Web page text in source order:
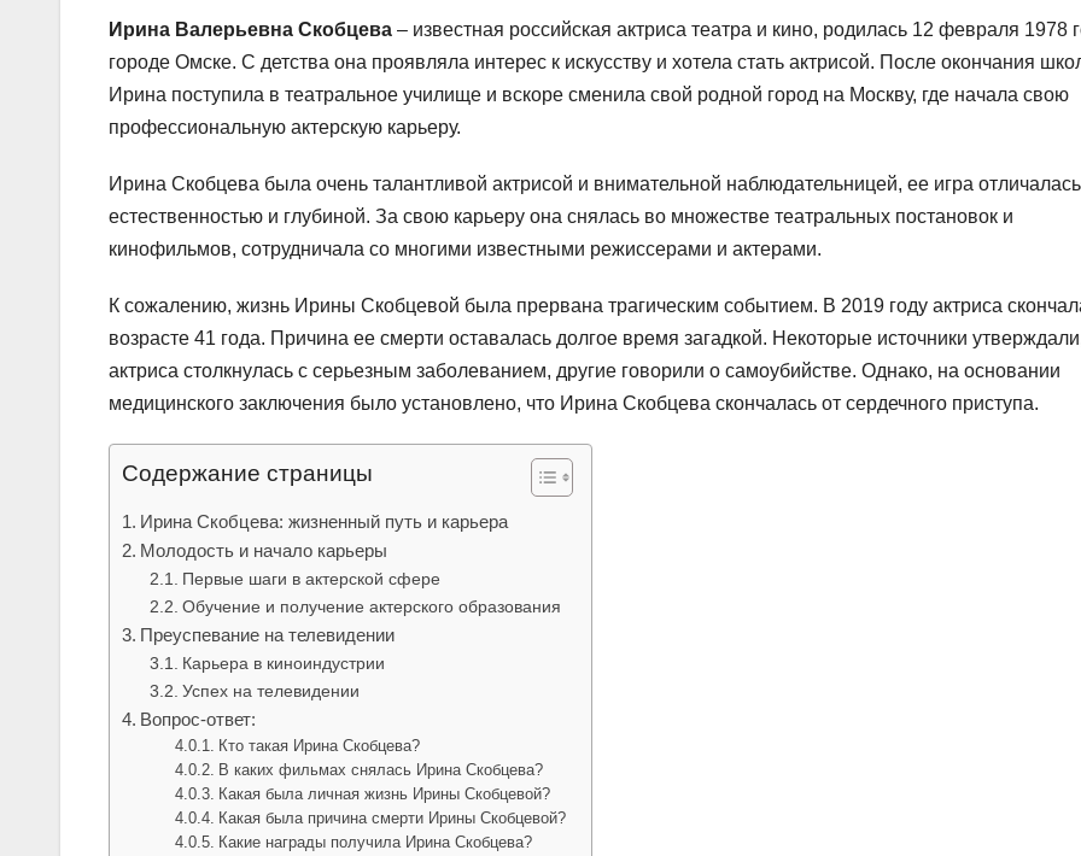
Ирина Валерьевна Скобцева – известная российская актриса театра и кино, родилась 12 февраля 1978
городе Омске. С детства она проявляла интерес к искусству и хотела стать актрисой. После окончания
Ирина поступила в театральное училище и вскоре сменила свой родной город на Москву, где начала свою
профессиональную актерскую карьеру.
Ирина Скобцева была очень талантливой актрисой и внимательной наблюдательницей, ее игра отличалась
естественностью и глубиной. За свою карьеру она снялась во множестве театральных постановок и
кинофильмов, сотрудничала со многими известными режиссерами и актерами.
К сожалению, жизнь Ирины Скобцевой была прервана трагическим событием. В 2019 году актриса
возрасте 41 года. Причина ее смерти оставалась долгое время загадкой. Некоторые источники
актриса столкнулась с серьезным заболеванием, другие говорили о самоубийстве. Однако, на основании
медицинского заключения было установлено, что Ирина Скобцева скончалась от сердечного приступа.
Содержание страницы
Ирина Скобцева: жизненный путь и карьера
Молодость и начало карьеры
Первые шаги в актерской сфере
Обучение и получение актерского образования
Преуспевание на телевидении
Карьера в киноиндустрии
Успех на телевидении
Вопрос-ответ:
Кто такая Ирина Скобцева?
В каких фильмах снялась Ирина Скобцева?
Какая была личная жизнь Ирины Скобцевой?
Какая была причина смерти Ирины Скобцевой?
Какие награды получила Ирина Скобцева?